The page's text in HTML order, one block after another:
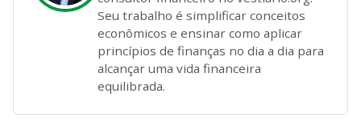
Seu trabalho é simplificar conceitos
econômicos e ensinar como aplicar
princípios de finanças no dia a dia para
alcançar uma vida financeira
equilibrada.